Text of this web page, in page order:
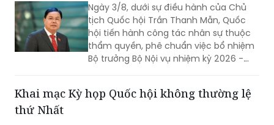
Ngày 3/8, dưới sự điều hành của Chủ
tịch Quốc hội Trần Thanh Mẫn, Quốc
hội tiến hành công tác nhân sự thuộc
thẩm quyền, phê chuẩn việc bổ nhiệm
Bộ trưởng Bộ Nội vụ nhiệm kỳ 2026 -
quyền Bộ trưởng Bộ Nội vụ.
Khai mạc Kỳ họp Quốc hội không thường lệ
thứ Nhất